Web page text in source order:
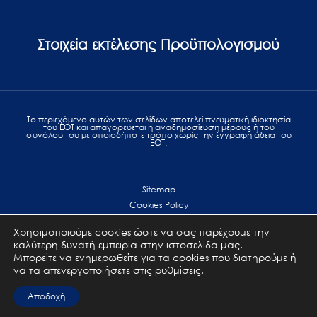
Στοιχεία εκτέλεσης Προϋπολογισμού
Το περιεχόμενο αυτών των σελίδων αποτελεί πvευματική ιδιοκτησία
του ΕΟΤ και απαγορεύεται η αναδημοσίευση μέρους ή του
συνόλου του με οποιοδήποτε τρόπο χωρίς την έγγραφη άδεια του
ΕΟΤ.
Sitemap
Cookies Policy
Terms of use
Επικοινωνία
Χρησιμοποιούμε cookies ώστε να σας παρέχουμε την
καλύτερη δυνατή εμπειρία στην ιστοσελίδα μας.
Μπορείτε να ενημερωθείτε για τα cookies που διατηρούμε ή
να τα απενεργοποιήσετε στις ρυθμίσεις.
Αποδοχή